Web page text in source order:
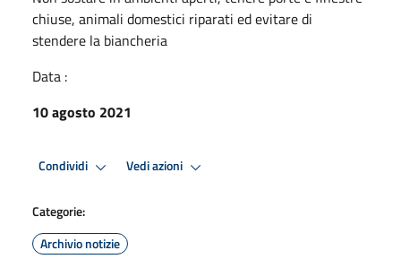
chiuse, animali domestici riparati ed evitare di
stendere la biancheria
Data :
10 agosto 2021
Condividi Vedi azioni
Categorie:
Archivio notizie